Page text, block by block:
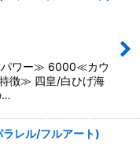
ワー≫ 6000≪カウ
≫ 四皇/白ひげ海
…
レル/フルアート)